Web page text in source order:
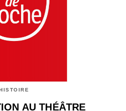
HISTOIRE
AU THÉÂTRE